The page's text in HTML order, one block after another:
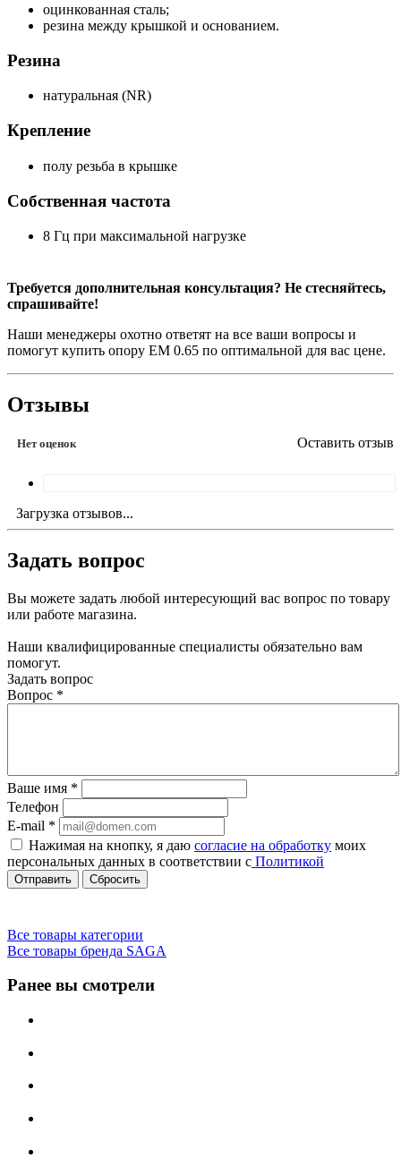
оцинкованная сталь;
резина между крышкой и основанием.
Резина
натуральная (NR)
Крепление
полу резьба в крышке
Собственная частота
8 Гц при максимальной нагрузке
Требуется дополнительная консультация? Не стесняйтесь,
спрашивайте!
Наши менеджеры охотно ответят на все ваши вопросы и
помогут купить опору EM 0.65 по оптимальной для вас цене.
Отзывы
Нет оценок Оставить отзыв
Загрузка отзывов...
Задать вопрос
Вы можете задать любой интересующий вас вопрос по товару
или работе магазина.
Наши квалифицированные специалисты обязательно вам
помогут.
Задать вопрос
Вопрос *
Ваше имя *
Телефон
E-mail *
Нажимая на кнопку, я даю согласие на обработку моих
персональных данных в соответствии с Политикой
Сбросить
Все товары категории
Все товары бренда SAGA
Ранее вы смотрели